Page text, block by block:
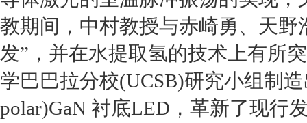
教期间，中村教授与赤崎勇、天
发”，并在水提取氢的技术上有所
学巴巴拉分校(UCSB)研究小组制
polar)GaN 衬底LED ，革新了现行